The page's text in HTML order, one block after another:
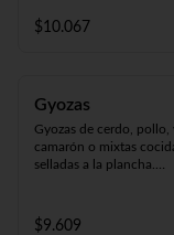
$10.067
Gyozas
Gyozas de cerdo, pollo,
camarón o mixtas
selladas a la plancha.
$9.609